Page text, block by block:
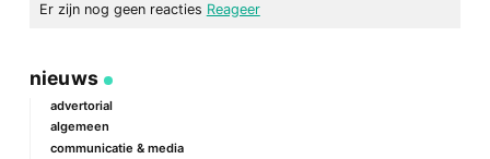
Er zijn nog geen reacties Reageer
Je e-mailadres wordt niet gepubliceerd.
gemarkeerd met
*
nieuws
advertorial
algemeen
communicatie & media